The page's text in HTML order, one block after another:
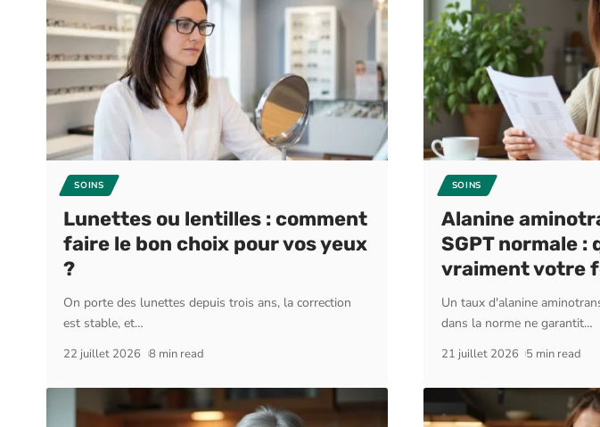
SOINS
Lunettes ou lentilles : comment
faire le bon choix pour vos yeux
?
On porte des lunettes depuis trois ans, la correction
est stable, et…
22 juillet 2026 8 min read
SOINS
Alanine
SGPT normale :
vraiment votre
Un taux d'alanine
dans la norme ne garantit…
21 juillet 2026 5 min read